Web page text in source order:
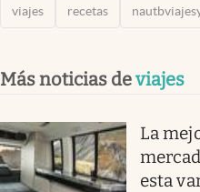
viajes recetas
Más noticias deviajes
La
esta